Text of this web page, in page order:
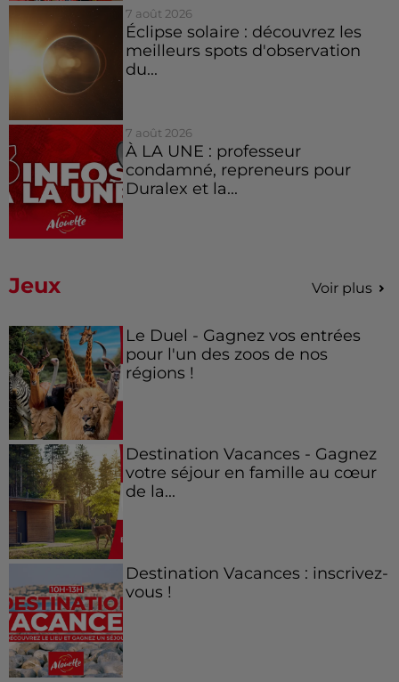
7 août 2026
Éclipse solaire : découvrez les
meilleurs spots d'observation
du...
7 août 2026
À LA UNE : professeur
condamné, repreneurs pour
Duralex et la...
Jeux Voir plus
Le Duel - Gagnez vos entrées
pour l'un des zoos de nos
régions !
Destination Vacances - Gagnez
votre séjour en famille au cœur
de la...
Destination Vacances : inscrivez-
vous !